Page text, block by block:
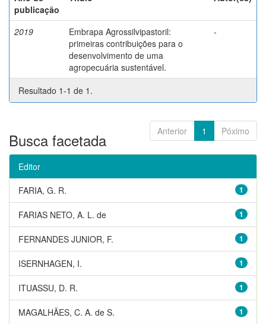
publicação
2019
Embrapa Agrossilvipastoril:
primeiras contribuições para o
desenvolvimento de uma
agropecuária sustentável.
-
Resultado 1-1 de 1.
Anterior 1 Póximo
Busca facetada
Editor
1
FARIA, G. R.
1
FARIAS NETO, A. L. de
1
FERNANDES JUNIOR, F.
1
ISERNHAGEN, I.
1
ITUASSU, D. R.
1
MAGALHÃES, C. A. de S.